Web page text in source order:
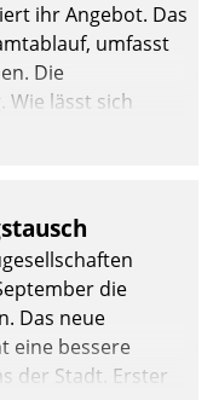
ihr Angebot. Das
umfasst
Die
Wie lässt sich
zugleich Freiraum
die
Das neue
eine bessere
der Stadt. Erster